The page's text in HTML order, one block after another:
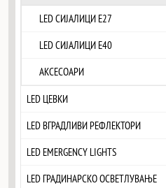
LED СИЈАЛИЦИ Е27
LED СИЈАЛИЦИ Е40
АКСЕСОАРИ
LED ЦЕВКИ
LED ВГРАДЛИВИ РЕФЛЕКТОРИ
LED EMERGENCY LIGHTS
LED ГРАДИНАРСКО ОСВЕТЛУВАЊЕ